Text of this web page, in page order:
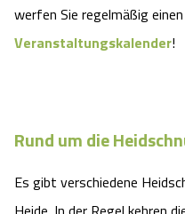
werfen Sie regelmäßig
Veranstaltungskalender!
Rund um die
Es gibt verschiedene